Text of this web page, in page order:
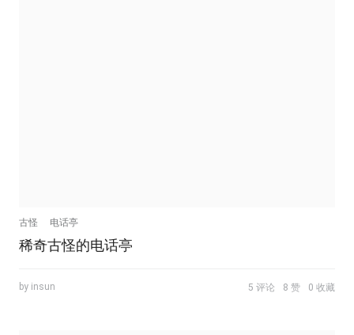
古怪 电话亭
稀奇古怪的电话亭
by insun 5 评论 8 赞 0 收藏